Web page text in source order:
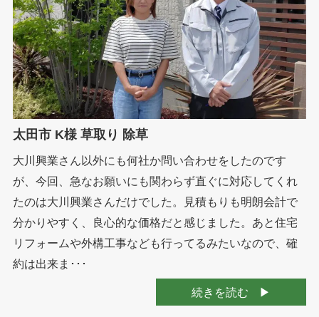
太田市 K様 草取り 除草
大川興業さん以外にも何社か問い合わせをしたのです
が、今回、急なお願いにも関わらず直ぐに対応してくれ
たのは大川興業さんだけでした。見積もりも明朗会計で
分かりやすく、良心的な価格だと感じました。あと住宅
リフォームや外構工事なども行ってるみたいなので、確
約は出来ま･･･
続きを読む